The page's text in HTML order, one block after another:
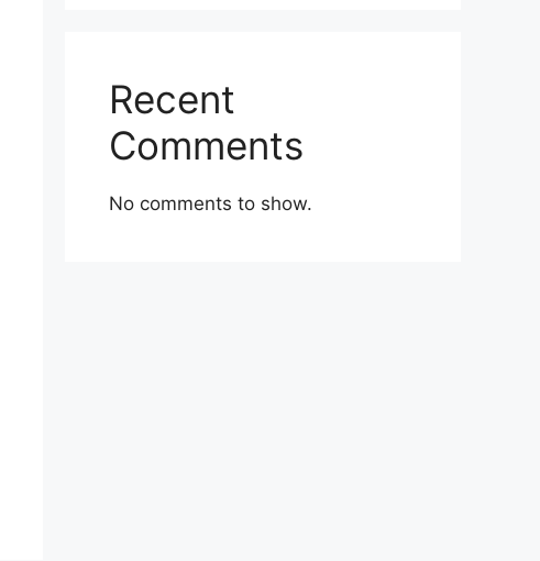
Recent
Comments
No comments to show.